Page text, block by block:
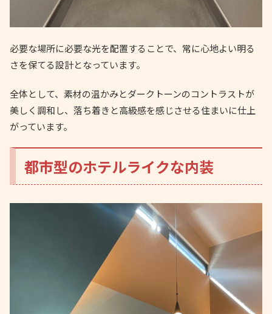
必要な場所に必要な光を配置することで、常に心地よい明る
さを保てる設計となっています。
全体として、素材の温かみとダークトーンのコントラストが
美しく調和し、落ち着きと高級感を感じさせる住まいに仕上
がっています。
都市型のホテルライクな内装